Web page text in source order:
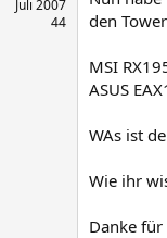
Juli 2007
44
den
MSI
ASUS
WAs ist
Wie ihr
Danke